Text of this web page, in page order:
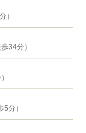
）
34分）
分）